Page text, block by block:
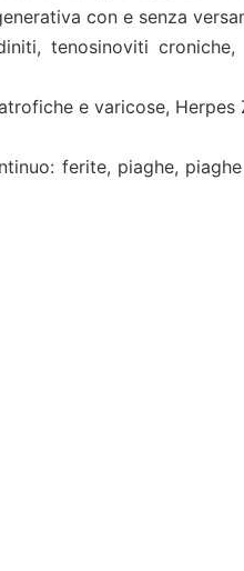
con e senza
tenosinoviti
e varicose, Herpes
ferite, piaghe,